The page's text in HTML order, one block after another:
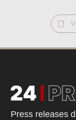
Press releases